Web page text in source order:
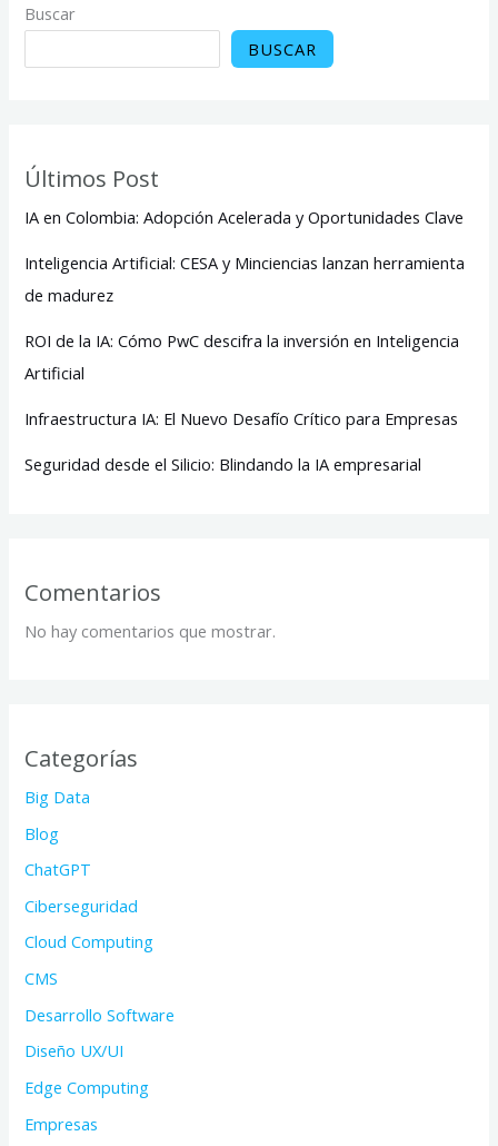
Buscar
BUSCAR
Últimos Post
IA en Colombia: Adopción Acelerada y Oportunidades Clave
Inteligencia Artificial: CESA y Minciencias lanzan herramienta
de madurez
ROI de la IA: Cómo PwC descifra la inversión en Inteligencia
Artificial
Infraestructura IA: El Nuevo Desafío Crítico para Empresas
Seguridad desde el Silicio: Blindando la IA empresarial
Comentarios
No hay comentarios que mostrar.
Categorías
Big Data
Blog
ChatGPT
Ciberseguridad
Cloud Computing
CMS
Desarrollo Software
Diseño UX/UI
Edge Computing
Empresas